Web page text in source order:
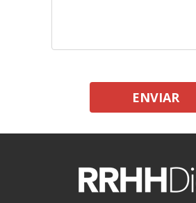
ENVIAR